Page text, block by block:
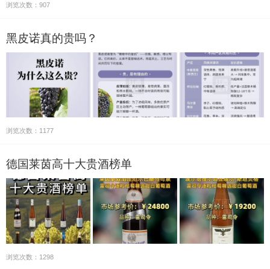
浏览次数：907
黑皮诺真的贵吗？
浏览次数：1177
德国莱茵高十大贵酒榜单
浏览次数：1298